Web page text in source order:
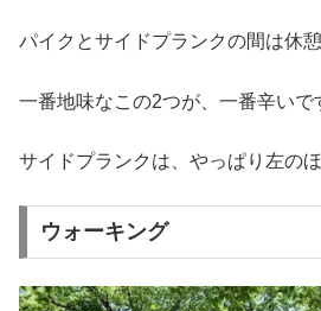
パイクとサイドプランクの間は休憩
一番地味なこの2つが、一番辛いで
サイドプランクは、やっぱり左の
ウォーキング